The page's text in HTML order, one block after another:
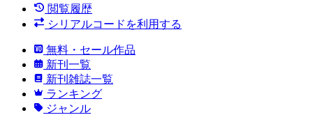
閲覧履歴
シリアルコードを利用する
無料・セール作品
新刊一覧
新刊雑誌一覧
ランキング
ジャンル